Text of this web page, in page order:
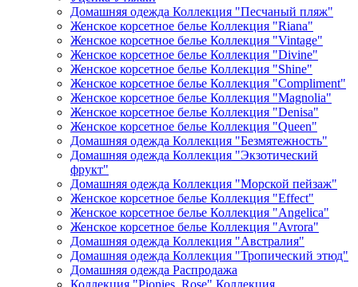
Домашняя одежда Коллекция "Песчаный пляж"
Женское корсетное белье Коллекция "Riana"
Женское корсетное белье Коллекция "Vintage"
Женское корсетное белье Коллекция "Divine"
Женское корсетное белье Коллекция "Shine"
Женское корсетное белье Коллекция "Compliment"
Женское корсетное белье Коллекция "Magnolia"
Женское корсетное белье Коллекция "Denisa"
Женское корсетное белье Коллекция "Queen"
Домашняя одежда Коллекция "Безмятежность"
Домашняя одежда Коллекция "Экзотический
фрукт"
Домашняя одежда Коллекция "Морской пейзаж"
Женское корсетное белье Коллекция "Effect"
Женское корсетное белье Коллекция "Angelica"
Женское корсетное белье Коллекция "Avrora"
Домашняя одежда Коллекция "Австралия"
Домашняя одежда Коллекция "Тропический этюд"
Домашняя одежда Распродажа
Коллекция "Pionies_Rose" Коллекция